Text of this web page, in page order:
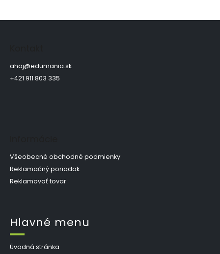
ahoj@edumania.sk
+421 911 803 335
Všeobecné obchodné podmienky
Reklamačný poriadok
Reklamovať tovar
Hlavné menu
Úvodná stránka